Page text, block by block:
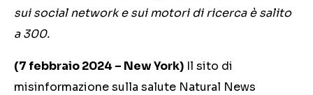
sui social network e sui motori di ricerca è salito
a 300.
(7 febbraio 2024 – New York) Il sito di
misinformazione sulla salute Natural News